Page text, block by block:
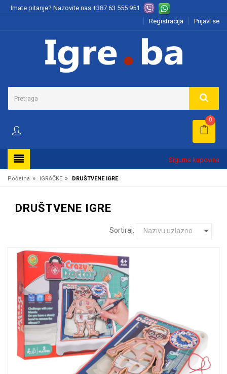
Imate pitanje? Nazovite nas +387 63 555 951
Registracija
Prijavi se
0
Sigurna kupovina
Početna » IGRAČKE » DRUŠTVENE IGRE
DRUŠTVENE IGRE
Sortiraj: